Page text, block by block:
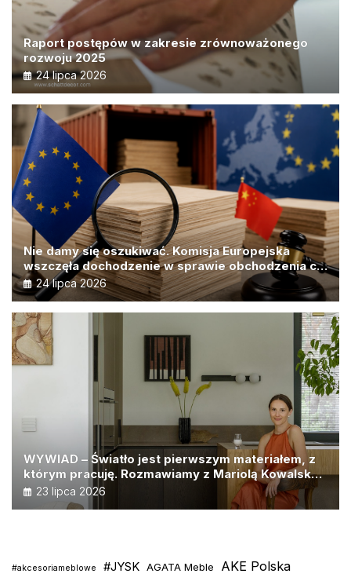
Raport postępów w zakresie zrównoważonego
rozwoju 2025
24 lipca 2026
Nie damy się oszukiwać. Komisja Europejska
wszczęła dochodzenie w sprawie obchodzenia ceł
na chińską sklejkę
24 lipca 2026
WYWIAD – Światło jest pierwszym materiałem, z
którym pracuję. Rozmawiamy z Mariolą Kowalską
ze Studia Rysik
23 lipca 2026
#akcesoriameblowe #JYSK AGATA Meble AKE Polska